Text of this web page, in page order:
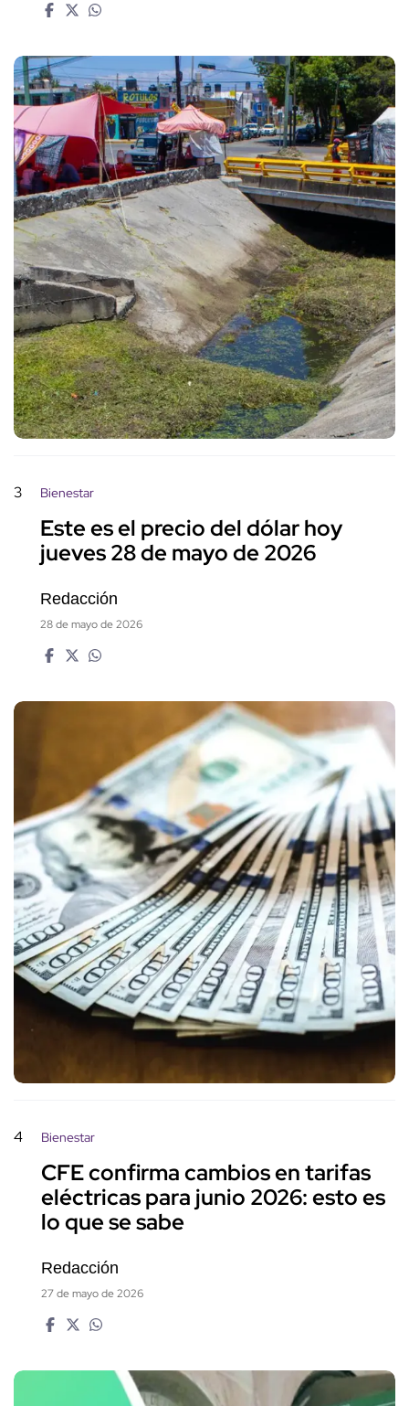
3 Bienestar
Este es el precio del dólar hoy
jueves 28 de mayo de 2026
Redacción
28 de mayo de 2026
4 Bienestar
CFE confirma cambios en tarifas
eléctricas para junio 2026: esto es
lo que se sabe
Redacción
27 de mayo de 2026